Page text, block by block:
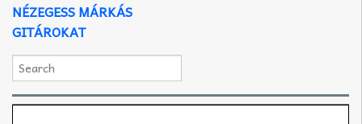
NÉZEGESS MÁRKÁS
GITÁROKAT